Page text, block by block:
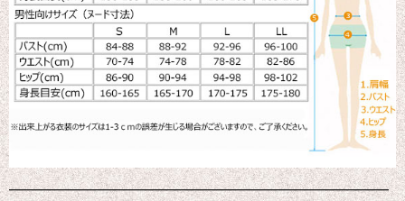
━━━━━━━━━━━━━━━━━━━━━━━━━━━━━━